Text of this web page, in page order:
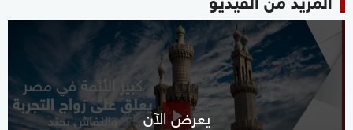
يعرض الآن